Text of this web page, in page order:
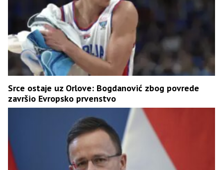
Srce ostaje uz Orlove: Bogdanović zbog povrede
završio Evropsko prvenstvo